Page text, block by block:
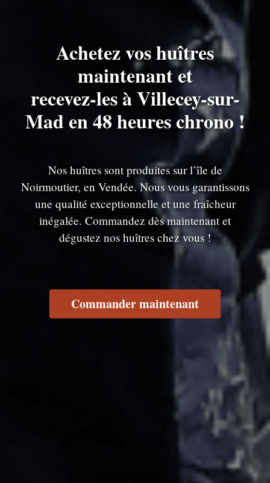
Achetez vos huîtres
maintenant et
recevez-les à Villecey-sur-
Mad en 48 heures chrono !
Nos huîtres sont produites sur l’île de
Noirmoutier, en Vendée. Nous vous garantissons
une qualité exceptionnelle et une fraîcheur
inégalée. Commandez dès maintenant et
dégustez nos huîtres chez vous !
Commander maintenant